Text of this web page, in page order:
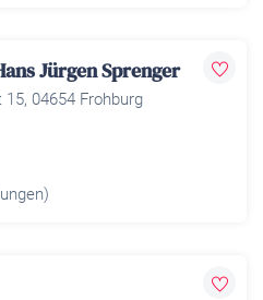
Jürgen Sprenger
04654 Frohburg